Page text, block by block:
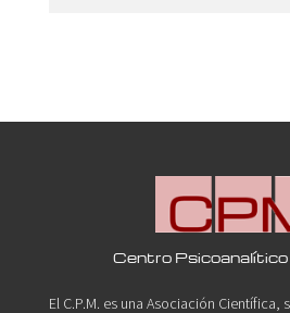
Centro
El C.P.M. es una Asociación Científica,